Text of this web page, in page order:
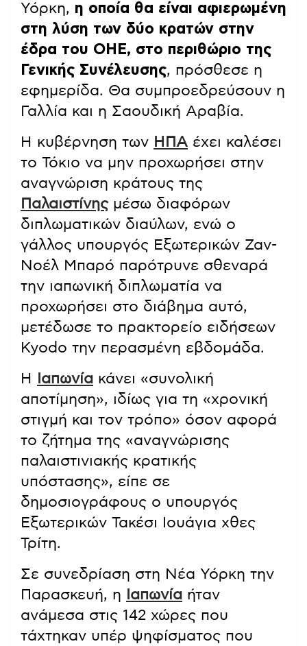
Υόρκη, η οποία θα είναι αφιερωμένη
στη λύση των δύο κρατών στην
έδρα του ΟΗΕ, στο περιθώριο της
Γενικής Συνέλευσης, πρόσθεσε η
εφημερίδα. Θα συμπροεδρεύσουν η
Γαλλία και η Σαουδική Αραβία.
Η κυβέρνηση των ΗΠΑ έχει καλέσει
το Τόκιο να μην προχωρήσει στην
αναγνώριση κράτους της
Παλαιστίνηςμέσω διαφόρων
διπλωματικών διαύλων, ενώ ο
γάλλος υπουργός Εξωτερικών Ζαν-
Νοέλ Μπαρό παρότρυνε σθεναρά
την ιαπωνική διπλωματία να
προχωρήσει στο διάβημα αυτό,
μετέδωσε το πρακτορείο ειδήσεων
Kyodo την περασμένη εβδομάδα.
Η Ιαπωνία κάνει «συνολική
αποτίμηση», ιδίως για τη «χρονική
στιγμή και τον τρόπο» όσον αφορά
το ζήτημα της «αναγνώρισης
παλαιστινιακής κρατικής
υπόστασης», είπε σε
δημοσιογράφους ο υπουργός
Εξωτερικών Τακέσι Ιουάγια χθες
Τρίτη.
Σε συνεδρίαση στη Νέα Υόρκη την
Παρασκευή, η
Ιαπωνία ήταν
ανάμεσα στις 142 χώρες που
τάχτηκαν υπέρ ψηφίσματος που